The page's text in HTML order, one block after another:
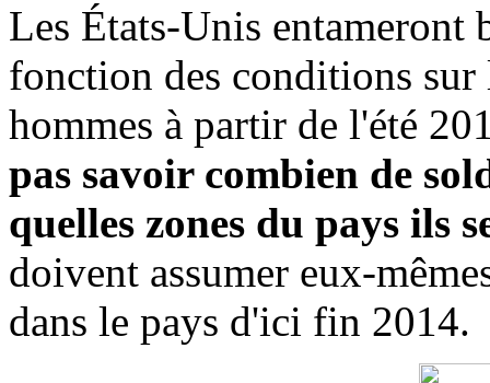
Les États-Unis entameront
fonction des conditions
hommes à partir de l'été
pas savoir combien de
quelles zones du pays ils
doivent assumer eux-
dans le pays d'ici fin 2014.